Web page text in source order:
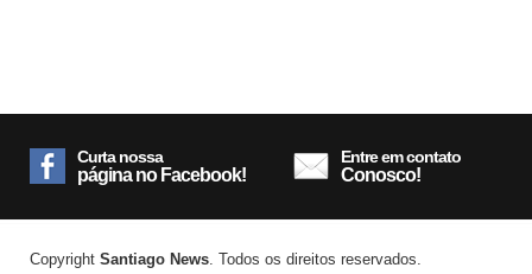
Curta nossa
página no Facebook!
Entre em contato
Conosco!
Copyright Santiago News . Todos os direitos reservados.